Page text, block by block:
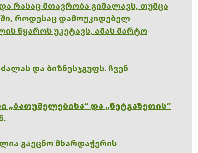
რასაც მთავრობა გიმალავს, თუმცა
როდესაც დამოუკიდებელ
წყაროს უკეტავს, ამას მარტო
და ბიზნესჯგუფს. ჩვენ
„ბათუმელებისა“ და „ნეტგაზეთის“
გაეცნო მხარდაჭერის